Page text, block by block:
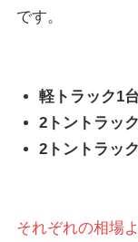
です。
軽トラック1
2トントラッ
2トントラッ
それぞれの相場